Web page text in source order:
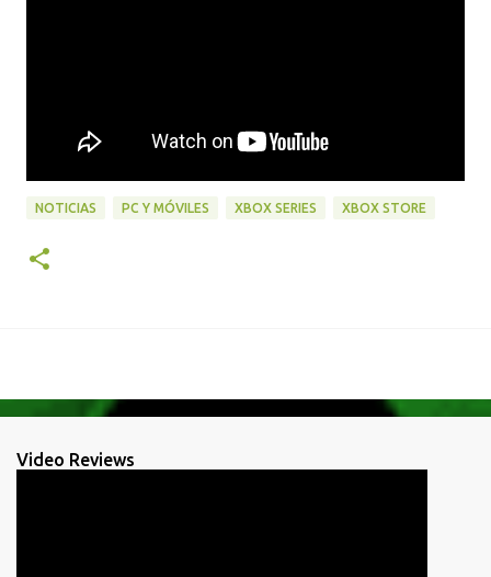
NOTICIAS PC Y MÓVILES XBOX SERIES XBOX STORE
Video Reviews